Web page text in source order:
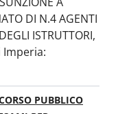
DI N.4 AGENTI
ISTRUTTORI,
Imperia:
PUBBLICO